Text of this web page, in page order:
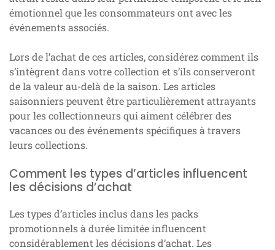
émotionnel que les consommateurs ont avec les
événements associés.
Lors de l’achat de ces articles, considérez comment ils
s’intègrent dans votre collection et s’ils conserveront
de la valeur au-delà de la saison. Les articles
saisonniers peuvent être particulièrement attrayants
pour les collectionneurs qui aiment célébrer des
vacances ou des événements spécifiques à travers
leurs collections.
Comment les types d’articles influencent
les décisions d’achat
Les types d’articles inclus dans les packs
promotionnels à durée limitée influencent
considérablement les décisions d’achat. Les